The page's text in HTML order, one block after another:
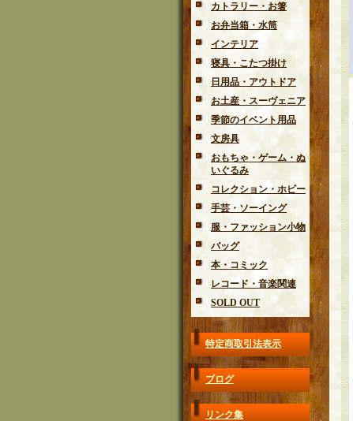
カトラリー・お箸
お弁当箱・水筒
インテリア
寝具・こたつ掛け
日用品・アウトドア
お土産・スーヴェニア
季節のイベント用品
文房具
おもちゃ・ゲーム・ぬ
いぐるみ
コレクション・ホビー
手芸・ソーイング
服・ファッション小物
バッグ
本・コミック
レコード・音楽関連
SOLD OUT
特定商取引法表示
ブログ
リンク集